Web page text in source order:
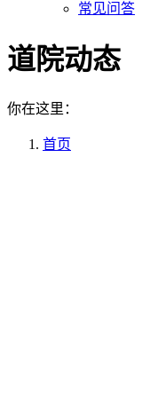
常见问答
道院动态
你在这里：
首页